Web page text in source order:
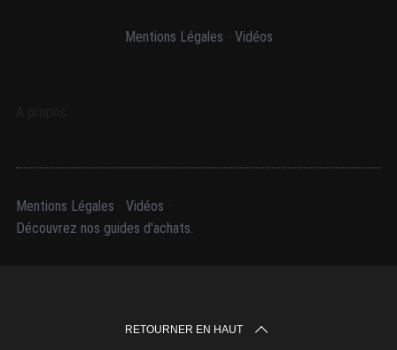
Mentions Légales Vidéos
Mentions Légales Vidéos
Découvrez nos guides d'achats.
RETOURNER EN HAUT